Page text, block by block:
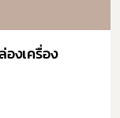
งเครื่อง